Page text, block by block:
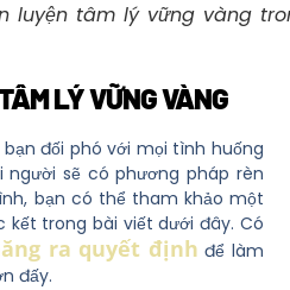
luyện tâm lý vững vàng
LÝ VỮNG VÀNG
đối phó với mọi tình huống
người sẽ có phương pháp rèn
bạn có thể tham khảo một
kết trong bài viết dưới đây. Có
ra quyết định để làm
đấy.